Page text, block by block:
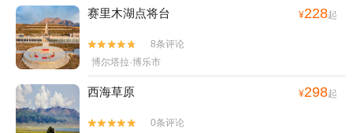
赛里木湖点将台 ¥228起


8条评论
博尔塔拉·博乐市
西海草原 ¥298起

 0条评论